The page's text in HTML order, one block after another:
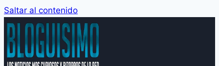
Saltar al contenido